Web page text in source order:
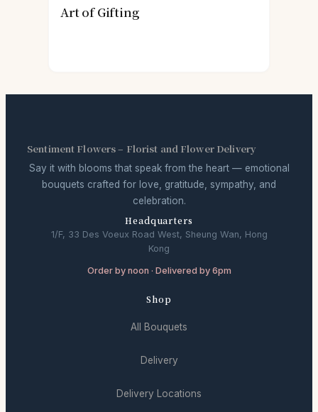
Art of Gifting
Sentiment Flowers – Florist and Flower Delivery
Say it with blooms that speak from the heart — emotional
bouquets crafted for love, gratitude, sympathy, and
celebration.
Headquarters
1/F, 33 Des Voeux Road West, Sheung Wan, Hong
Kong
Order by noon · Delivered by 6pm
Shop
All Bouquets
Delivery
Delivery Locations